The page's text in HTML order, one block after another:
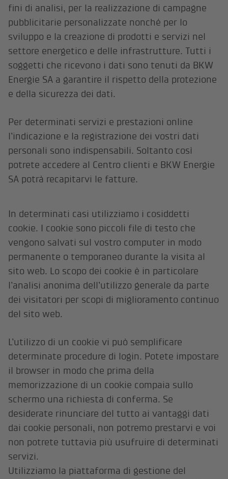
fini di analisi, per la realizzazione di campagne
pubblicitarie personalizzate nonché per lo
sviluppo e la creazione di prodotti e servizi nel
settore energetico e delle infrastrutture. Tutti i
soggetti che ricevono i dati sono tenuti da BKW
Energie SA a garantire il rispetto della protezione
e della sicurezza dei dati.
Per determinati servizi e prestazioni online
l’indicazione e la registrazione dei vostri dati
personali sono indispensabili. Soltanto così
potrete accedere al Centro clienti e BKW Energie
SA potrà recapitarvi le fatture.
In determinati casi utilizziamo i cosiddetti
cookie. I cookie sono piccoli file di testo che
vengono salvati sul vostro computer in modo
permanente o temporaneo durante la visita al
sito web. Lo scopo dei cookie è in particolare
l’analisi anonima dell’utilizzo generale da parte
dei visitatori per scopi di miglioramento continuo
del sito web.
L’utilizzo di un cookie vi può semplificare
determinate procedure di login. Potete impostare
il browser in modo che prima della
memorizzazione di un cookie compaia sullo
schermo una richiesta di conferma. Se
desiderate rinunciare del tutto ai vantaggi dati
dai cookie personali, non potremo prestarvi e voi
non potrete tuttavia più usufruire di determinati
servizi.
Utilizziamo la piattaforma di gestione del